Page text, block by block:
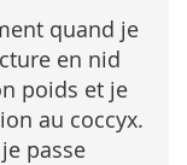
quand je
en nid
poids et je
au coccyx.
passe